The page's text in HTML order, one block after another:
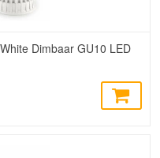
Dimbaar GU10 LED